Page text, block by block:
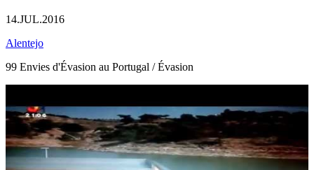
14.JUL.2016
Alentejo
99 Envies d'Évasion au Portugal / Évasion